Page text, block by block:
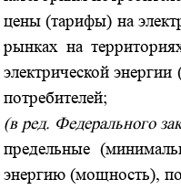
цены (тарифы) на
рынках на
электрической
потребителей;
(в ред. Федерального
предельные
энергию (мощность),